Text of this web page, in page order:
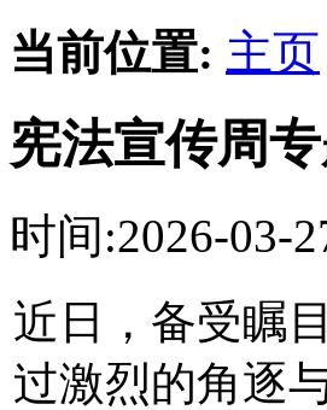
当前位置: 主页
宪法宣传周
时间:2026-03-
近日，备受瞩
过激烈的角逐